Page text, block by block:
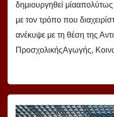
δημιουργηθεί
με τον τρόπο που
ανέκυψε με τη θέση της
ΠροσχολικήςΑγωγής,